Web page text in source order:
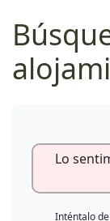
Lo
Inténtalo